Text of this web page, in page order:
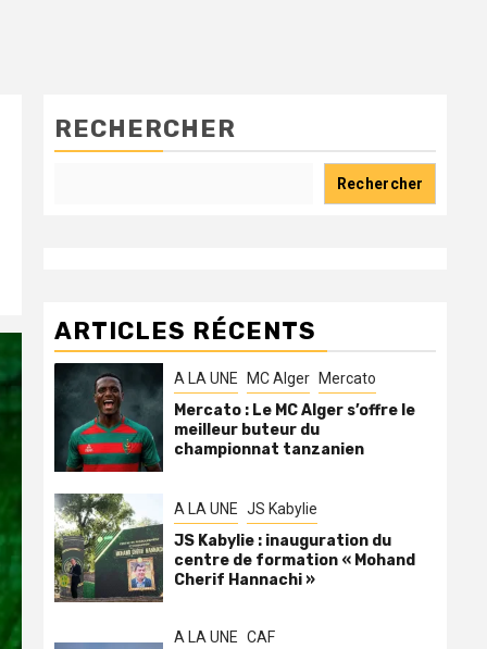
RECHERCHER
Rechercher
ARTICLES RÉCENTS
A LA UNE MC Alger Mercato
Mercato : Le MC Alger s’offre le
meilleur buteur du
championnat tanzanien
A LA UNE JS Kabylie
JS Kabylie : inauguration du
centre de formation « Mohand
Cherif Hannachi »
A LA UNE CAF